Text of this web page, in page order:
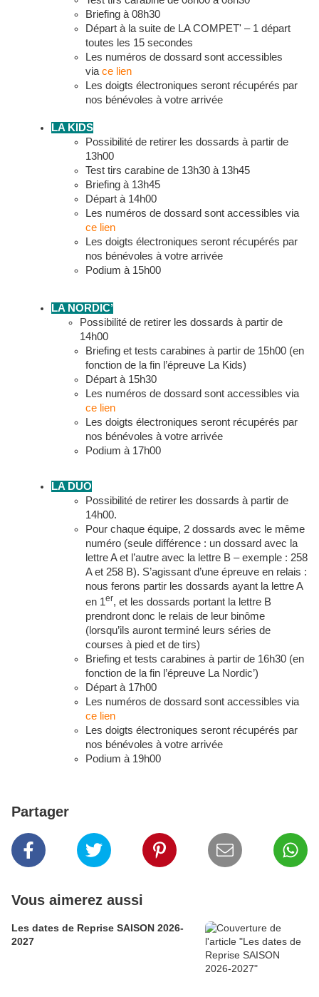
Briefing à 08h30
Départ à la suite de LA COMPET' – 1 départ
toutes les 15 secondes
Les numéros de dossard sont accessibles
via ce lien
Les doigts électroniques seront récupérés par
nos bénévoles à votre arrivée
LA KIDS
Possibilité de retirer les dossards à partir de
13h00
Test tirs carabine de 13h30 à 13h45
Briefing à 13h45
Départ à 14h00
Les numéros de dossard sont accessibles via
ce lien
Les doigts électroniques seront récupérés par
nos bénévoles à votre arrivée
Podium à 15h00
LA NORDIC’
Possibilité de retirer les dossards à partir de
14h00
Briefing et tests carabines à partir de 15h00 (en
fonction de la fin l’épreuve La Kids)
Départ à 15h30
Les numéros de dossard sont accessibles via
ce lien
Les doigts électroniques seront récupérés par
nos bénévoles à votre arrivée
Podium à 17h00
LA DUO
Possibilité de retirer les dossards à partir de
14h00.
Pour chaque équipe, 2 dossards avec le même
numéro (seule différence : un dossard avec la
lettre A et l’autre avec la lettre B – exemple : 258
A et 258 B). S’agissant d’une épreuve en relais :
nous ferons partir les dossards ayant la lettre A
en 1er, et les dossards portant la lettre B
prendront donc le relais de leur binôme
(lorsqu’ils auront terminé leurs séries de
courses à pied et de tirs)
Briefing et tests carabines à partir de 16h30 (en
fonction de la fin l’épreuve La Nordic’)
Départ à 17h00
Les numéros de dossard sont accessibles via
ce lien
Les doigts électroniques seront récupérés par
nos bénévoles à votre arrivée
Podium à 19h00
Partager
Vous aimerez aussi
Les dates de Reprise SAISON 2026-
2027